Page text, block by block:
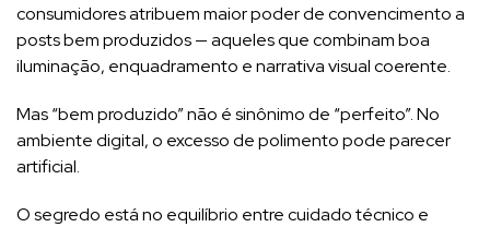
consumidores atribuem maior poder de convencimento a
posts bem produzidos — aqueles que combinam boa
iluminação, enquadramento e narrativa visual coerente.
Mas “bem produzido” não é sinônimo de “perfeito”. No
ambiente digital, o excesso de polimento pode parecer
artificial.
O segredo está no equilíbrio entre cuidado técnico e